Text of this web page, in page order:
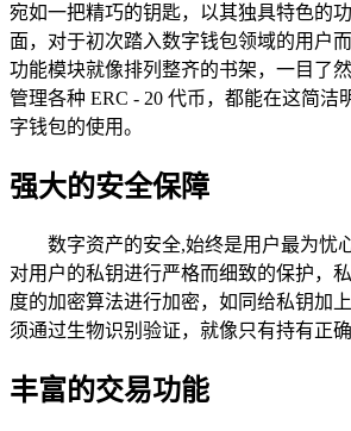
宛如一把精巧的钥匙，以其独具特色的
面，对于初次踏入数字钱包领域的用户
功能模块就像排列整齐的书架，一目了
管理各种 ERC - 20 代币，都能在这简
字钱包的使用。
强大的安全保障
数字资产的安全,始终是用户最为忧
对用户的私钥进行严格而细致的保护，
度的加密算法进行加密，如同给私钥加
须通过生物识别验证，就像只有持有正
丰富的交易功能